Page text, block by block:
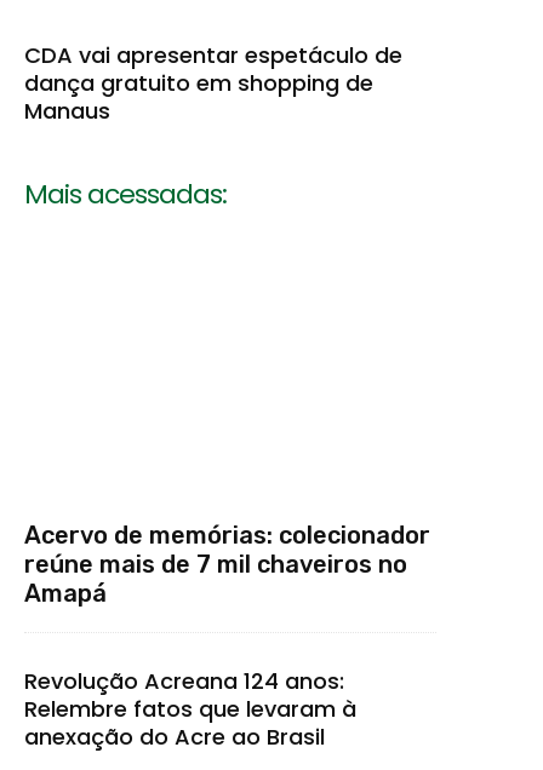
CDA vai apresentar espetáculo de
dança gratuito em shopping de
Manaus
Mais acessadas:
Acervo de memórias: colecionador
reúne mais de 7 mil chaveiros no
Amapá
Revolução Acreana 124 anos:
Relembre fatos que levaram à
anexação do Acre ao Brasil